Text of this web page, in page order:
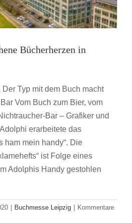
Bücherherzen in
Typ mit dem Buch macht
Vom Buch zum Bier, vom
Bar – Grafiker und
erarbeitete das
ham mein handy“. Die
ist Folge eines
Adolphis Handy gestohlen
| Buchmesse Leipzig | Kommentare